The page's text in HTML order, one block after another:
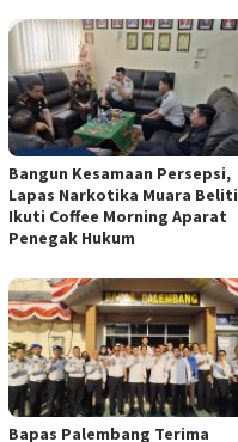
Bangun Kesamaan Persepsi,
Lapas Narkotika Muara Beliti
Ikuti Coffee Morning Aparat
Penegak Hukum
Bapas Palembang Terima